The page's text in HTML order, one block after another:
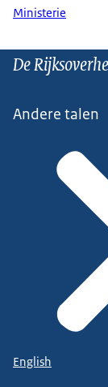
Ministerie
De
Andere talen
English